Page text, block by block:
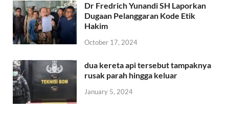
Dr Fredrich Yunandi SH Laporkan
Dugaan Pelanggaran Kode Etik
Hakim
October 17, 2024
dua kereta api tersebut tampaknya
rusak parah hingga keluar
January 5, 2024